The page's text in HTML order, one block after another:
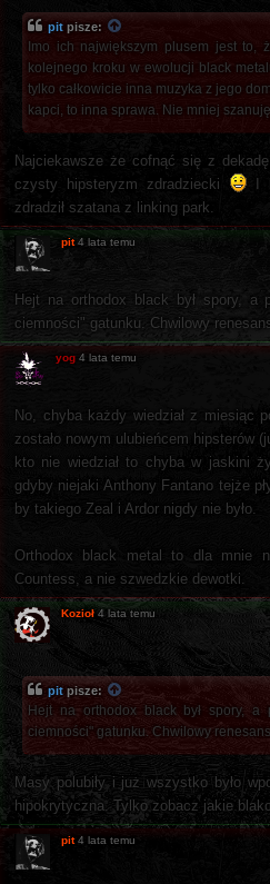
pit pisze:
Imo ich największym plusem jest to,
kolejnego kroku w ewolucji black
tylko całkowicie inna muzyka z jego
kapci, to inna sprawa. Nie mniej
Najciekawsze że cofnąć się z
czysty hipsteryzm zdradziecki
I
zdradził szatana z linking park.
pit 4 lata temu
Hejt na orthodox black był spory, a
ciemności" gatunku. Chwilowy
yog 4 lata temu
No, chyba każdy wiedział z miesiąc
zostało nowym ulubieńcem hipsterów
kto nie wiedział to chyba w jaskini
gdyby niejaki Anthony Fantano tejże
by takiego Zeal i Ardor nigdy nie było.
Orthodox black metal to dla mnie
Countess, a nie szwedzkie dewotki.
Kozioł 4 lata temu
pit pisze:
Hejt na orthodox black był spory, a
ciemności" gatunku. Chwilowy
Masy polubiły i już wszystko było
hipokrytyczna. Tylko zobacz jakie
pit 4 lata temu